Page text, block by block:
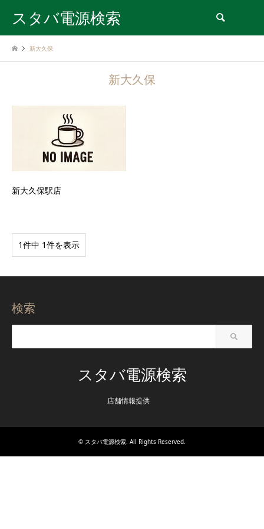
スタバ電源検索
新大久保
新大久保
新大久保駅店
1件中 1件を表示
検索
スタバ電源検索
店舗情報提供
© スタバ電源検索 . All Rights Reserved.